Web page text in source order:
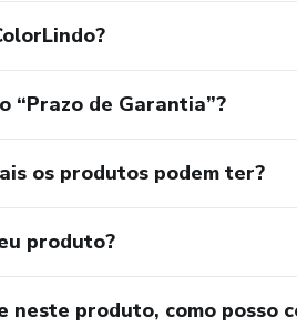
“Prazo de Garantia”?
os produtos podem ter?
produto?
neste produto, como posso